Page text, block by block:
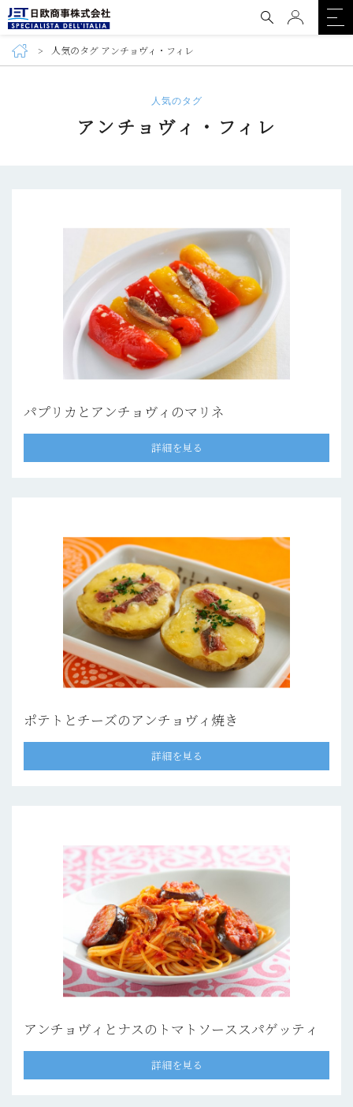
人気のタグ アンチョヴィ・フィレ
人気のタグ
アンチョヴィ・フィレ
パプリカとアンチョヴィのマリネ
詳細を見る
ポテトとチーズのアンチョヴィ焼き
詳細を見る
アンチョヴィとナスのトマトソーススパゲッティ
詳細を見る